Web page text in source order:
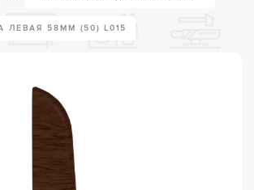
ЛЕВАЯ 58ММ (50) L015